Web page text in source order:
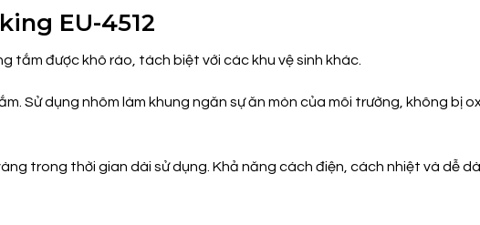
EU-4512
tắm được khô ráo, tách biệt với các khu vệ sinh khác.
Sử dụng nhôm làm khung ngăn sự ăn mòn của môi trường, không bị
trong thời gian dài sử dụng. Khả năng cách điện, cách nhiệt và dễ